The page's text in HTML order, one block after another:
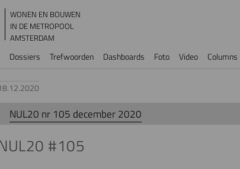
WONEN EN BOUWEN
IN DE METROPOOL
AMSTERDAM
Dossiers Trefwoorden Dashboards Foto Video Columns
NUL20 nr 105 december 2020
#105